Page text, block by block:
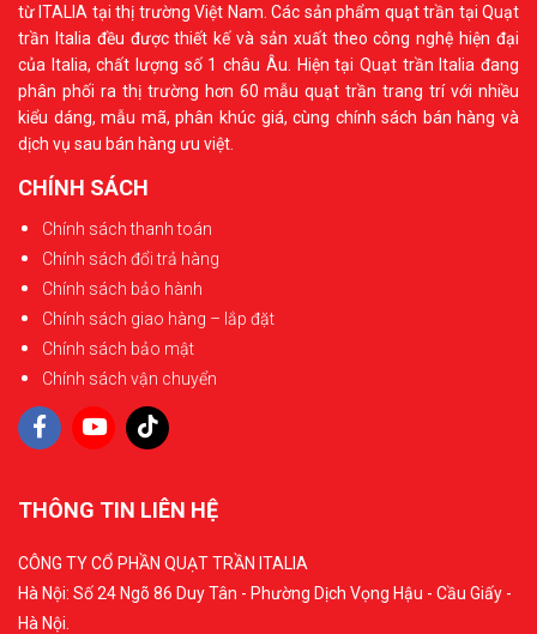
từ ITALIA tại thị trường Việt Nam. Các sản phẩm quạt trần tại Quạt
trần Italia đều được thiết kế và sản xuất theo công nghệ hiện đại
của Italia, chất lượng số 1 châu Âu. Hiện tại Quạt trần Italia đang
phân phối ra thị trường hơn 60 mẫu quạt trần trang trí với nhiều
kiểu dáng, mẫu mã, phân khúc giá, cùng chính sách bán hàng và
dịch vụ sau bán hàng ưu việt.
CHÍNH SÁCH
Chính sách thanh toán
Chính sách đổi trả hàng
Chính sách bảo hành
Chính sách giao hàng – lắp đặt
Chính sách bảo mật
Chính sách vận chuyển
THÔNG TIN LIÊN HỆ
CÔNG TY CỔ PHẦN QUẠT TRẦN ITALIA
Hà Nội: Số 24 Ngõ 86 Duy Tân - Phường Dịch Vọng Hậu - Cầu Giấy -
Hà Nội.